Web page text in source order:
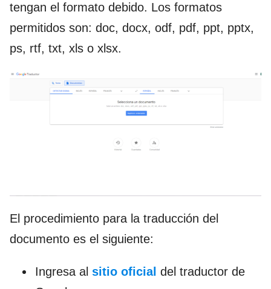
tengan el formato debido. Los formatos
permitidos son: doc, docx, odf, pdf, ppt, pptx,
ps, rtf, txt, xls o xlsx.
El procedimiento para la traducción del
documento es el siguiente:
Ingresa al sitio oficial del traductor de